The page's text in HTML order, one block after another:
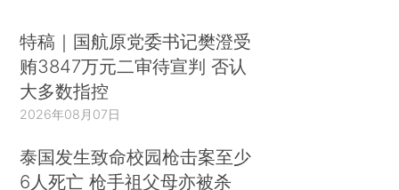
特稿｜国航原党委书记樊澄受
贿3847万元二审待宣判 否认
大多数指控
2026年08月07日
泰国发生致命校园枪击案至少
6人死亡 枪手祖父母亦被杀